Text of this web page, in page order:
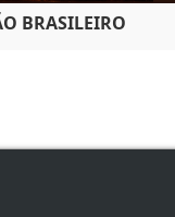
BRASILEIRO